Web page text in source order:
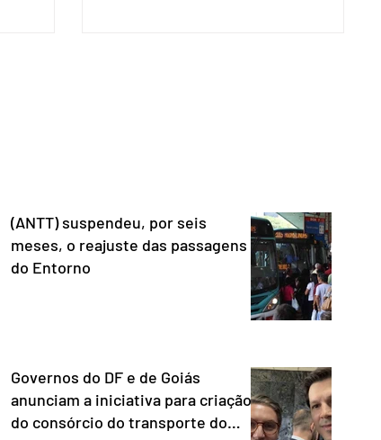
(ANTT) suspendeu, por seis
meses, o reajuste das passagens
do Entorno
Governos do DF e de Goiás
anunciam a iniciativa para criação
do consórcio do transporte do